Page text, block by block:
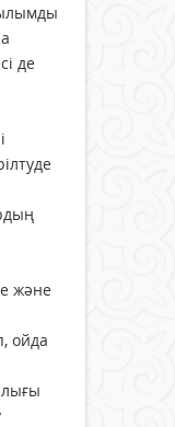
де
және
ойда